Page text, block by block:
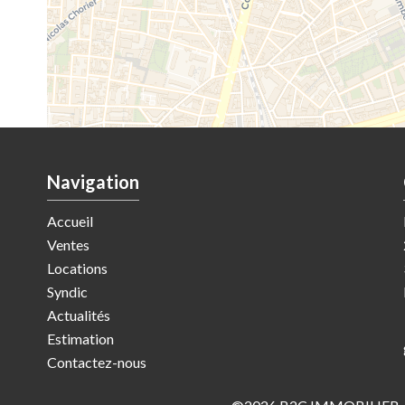
Navigation
Accueil
Ventes
Locations
Syndic
Actualités
Estimation
Contactez-nous